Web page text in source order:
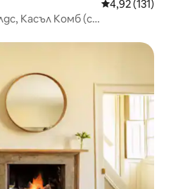
Средна
4,92 (131)
Касъл Комб (с